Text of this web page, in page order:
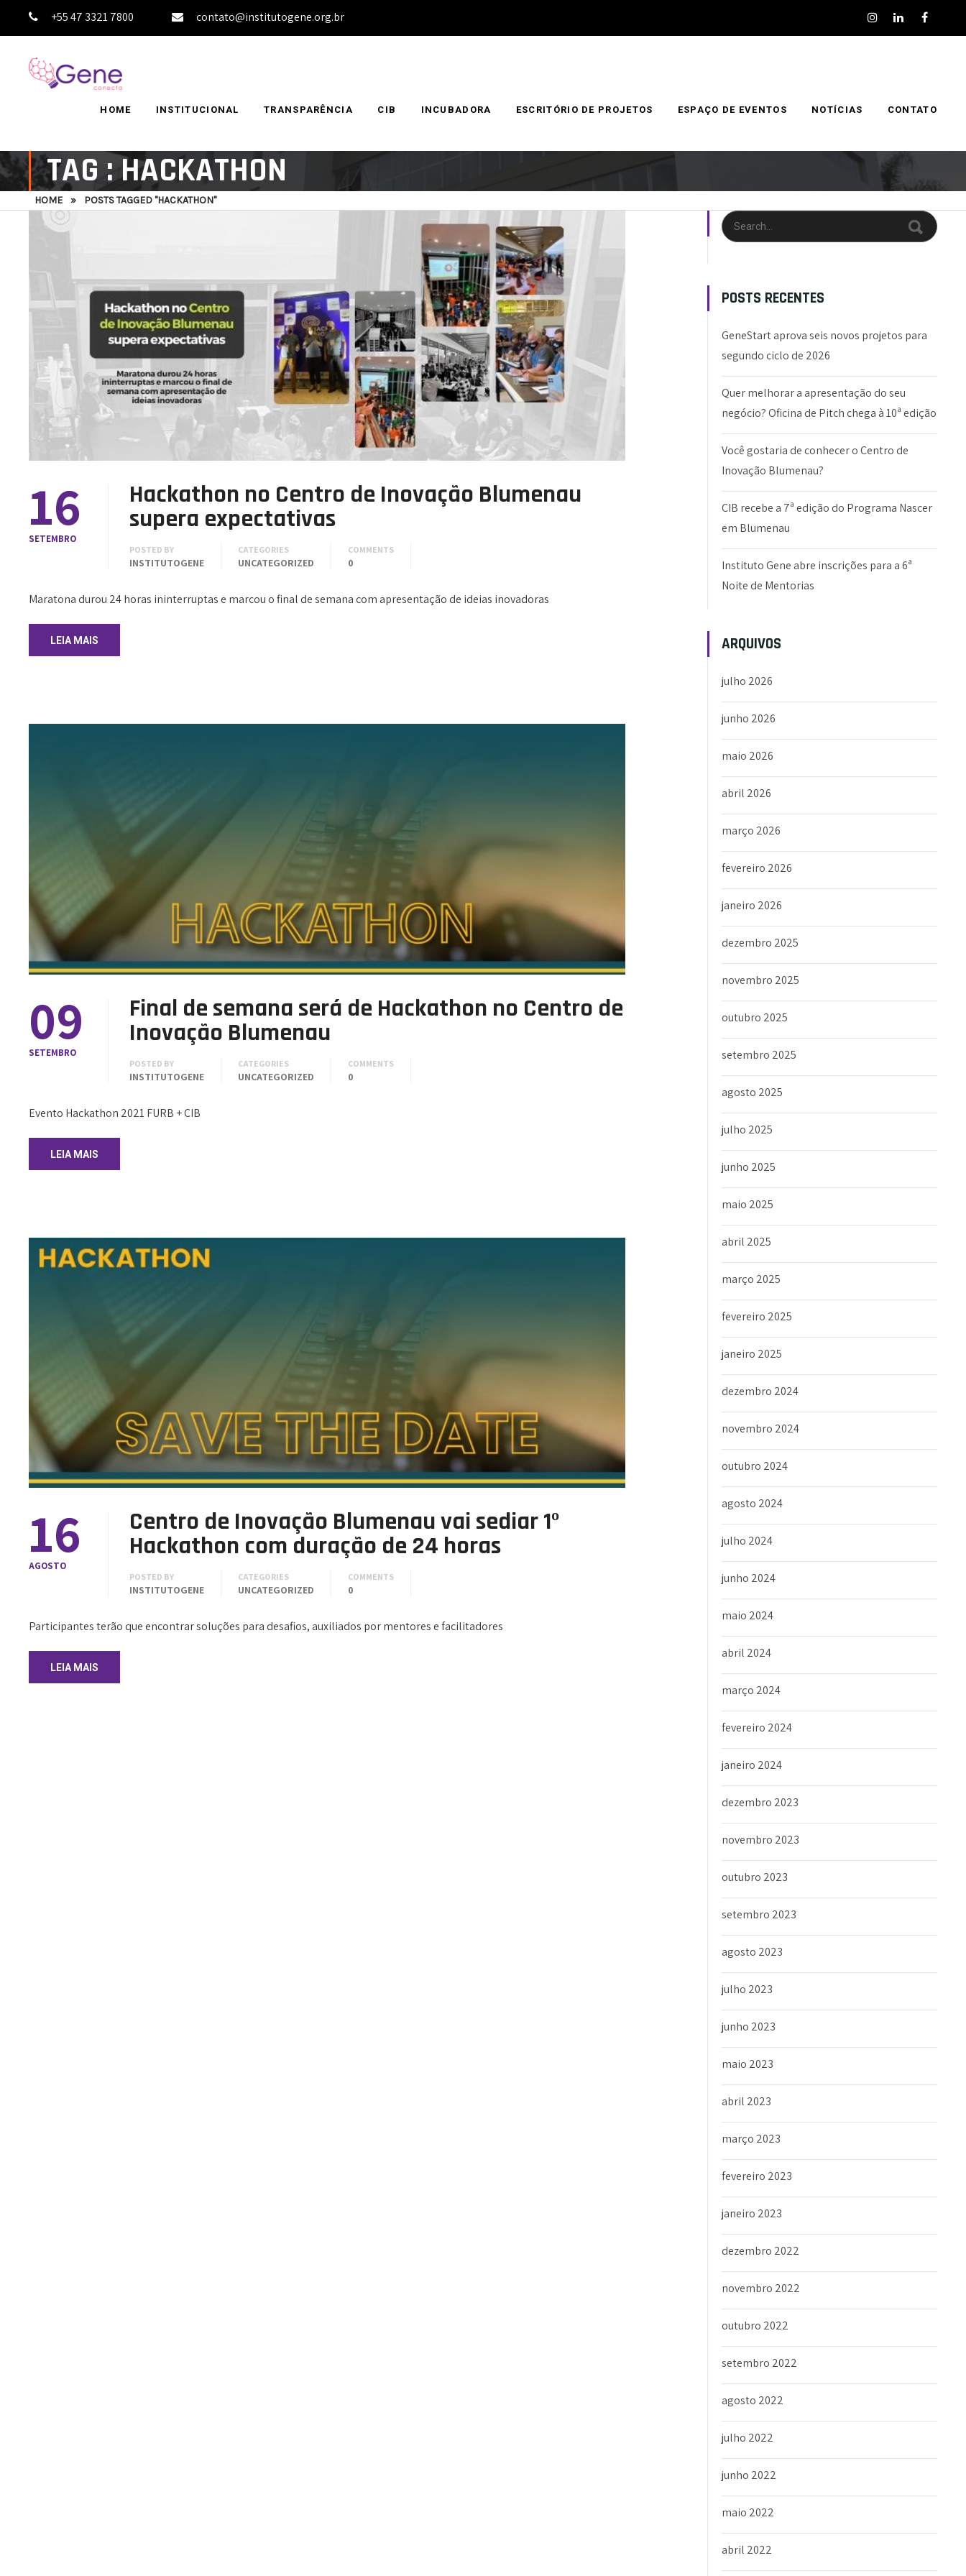
+55 47 3321 7800 contato@institutogene.org.br
HOME INSTITUCIONAL TRANSPARÊNCIA CIB INCUBADORA ESCRITÓRIO DE PROJETOS ESPAÇO DE EVENTOS NOTÍCIAS CONTATO
TAG : HACKATHON
HOME » POSTS TAGGED "HACKATHON"
16
SETEMBRO
Hackathon no Centro de Inovação Blumenau
supera expectativas
POSTED BY
INSTITUTOGENE
CATEGORIES
UNCATEGORIZED
COMMENTS
0
Maratona durou 24 horas ininterruptas e marcou o final de semana com apresentação de ideias inovadoras
LEIA MAIS
09
SETEMBRO
Final de semana será de Hackathon no Centro de
Inovação Blumenau
POSTED BY
INSTITUTOGENE
CATEGORIES
UNCATEGORIZED
COMMENTS
0
Evento Hackathon 2021 FURB + CIB
LEIA MAIS
16
AGOSTO
Centro de Inovação Blumenau vai sediar 1º
Hackathon com duração de 24 horas
POSTED BY
INSTITUTOGENE
CATEGORIES
UNCATEGORIZED
COMMENTS
0
Participantes terão que encontrar soluções para desafios, auxiliados por mentores e facilitadores
LEIA MAIS
POSTS RECENTES
GeneStart aprova seis novos projetos para
segundo ciclo de 2026
Quer melhorar a apresentação do seu
negócio? Oficina de Pitch chega à 10ª edição
Você gostaria de conhecer o Centro de
Inovação Blumenau?
CIB recebe a 7ª edição do Programa Nascer
em Blumenau
Instituto Gene abre inscrições para a 6ª
Noite de Mentorias
ARQUIVOS
julho 2026
junho 2026
maio 2026
abril 2026
março 2026
fevereiro 2026
janeiro 2026
dezembro 2025
novembro 2025
outubro 2025
setembro 2025
agosto 2025
julho 2025
junho 2025
maio 2025
abril 2025
março 2025
fevereiro 2025
janeiro 2025
dezembro 2024
novembro 2024
outubro 2024
agosto 2024
julho 2024
junho 2024
maio 2024
abril 2024
março 2024
fevereiro 2024
janeiro 2024
dezembro 2023
novembro 2023
outubro 2023
setembro 2023
agosto 2023
julho 2023
junho 2023
maio 2023
abril 2023
março 2023
fevereiro 2023
janeiro 2023
dezembro 2022
novembro 2022
outubro 2022
setembro 2022
agosto 2022
julho 2022
junho 2022
maio 2022
abril 2022